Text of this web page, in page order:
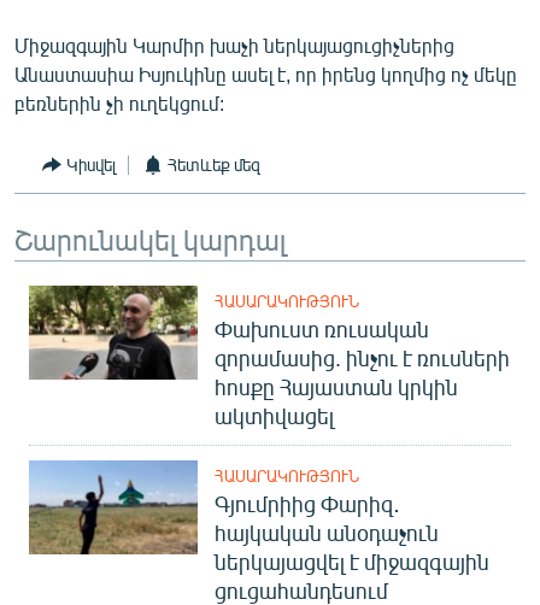
Русский
ՀԵՏԵՎԵՔ ՄԵԶ
Միջազգային Կարմիր խաչի ներկայացուցիչներից
Անաստասիա Իսյուկինը ասել է, որ իրենց կողմից ոչ մեկը
բեռներին չի ուղեկցում:
Կիսվել Հետևեք մեզ
Շարունակել կարդալ
ՀԱՍԱՐԱԿՈՒԹՅՈՒՆ
Փախուստ ռուսական
զորամասից. ինչու է ռուսների
հոսքը Հայաստան կրկին
ակտիվացել
ՀԱՍԱՐԱԿՈՒԹՅՈՒՆ
Գյումրիից Փարիզ․
հայկական անօդաչուն
ներկայացվել է միջազգային
ցուցահանդեսում